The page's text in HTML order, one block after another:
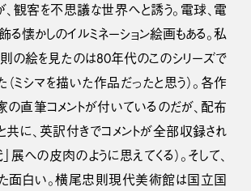
、観客を不思議な世界へと誘う。電球、電
懐かしのイルミネーション絵画もある。私
の絵を見たのは80年代のこのシリーズで
（ミシマを描いた作品だったと思う）。各作
の直筆コメントが付いているのだが、配布
共に、英訳付きでコメントが全部収録され
展への皮肉のように思えてくる）。そして、
た面白い。横尾忠則現代美術館は国立国